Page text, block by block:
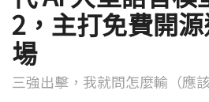
2，主打免費開
場
三強出擊，我就問怎麼輸（應該